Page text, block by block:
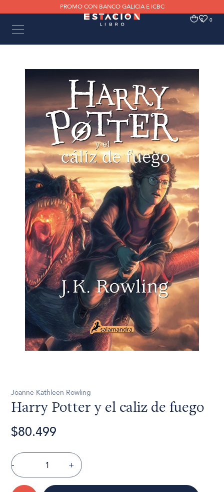
PROMO CON BANCO GALICIA E ICBC
0 0
Joanne Kathleen Rowling
Harry Potter y el caliz de fuego
$80.499
- +